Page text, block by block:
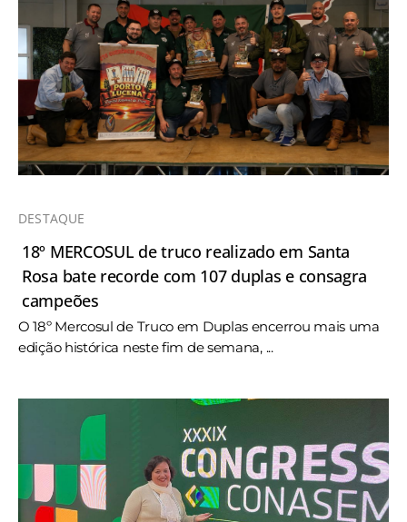
DESTAQUE
18º MERCOSUL de truco realizado em Santa
Rosa bate recorde com 107 duplas e consagra
campeões
O 18º Mercosul de Truco em Duplas encerrou mais uma
edição histórica neste fim de semana, ...